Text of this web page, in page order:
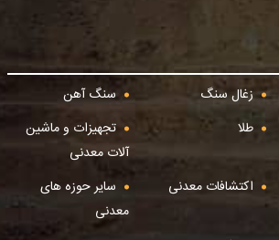
زغال سنگ
سنگ آهن
طلا
تجهیزات و ماشین
آلات معدنی
اکتشافات معدنی
سایر حوزه های
معدنی